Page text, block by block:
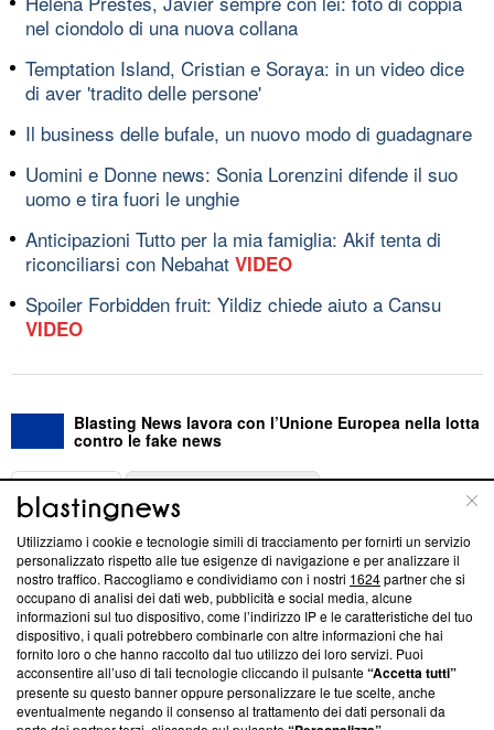
nel ciondolo di una nuova collana
Temptation Island, Cristian e Soraya: in un video dice
di aver 'tradito delle persone'
Il business delle bufale, un nuovo modo di guadagnare
Uomini e Donne news: Sonia Lorenzini difende il suo
uomo e tira fuori le unghie
Anticipazioni Tutto per la mia famiglia: Akif tenta di
riconciliarsi con Nebahat VIDEO
Spoiler Forbidden fruit: Yildiz chiede aiuto a Cansu
VIDEO
Blasting News lavora con l’Unione Europea nella lotta
contro le fake news
ABOUT
Questa sezione offre informazioni trasparenti su Blasting
News, sui nostri processi editoriali e su come ci impegniamo a
creare news di qualità. Inoltre, afferma la nostra aderenza a
‘Trust Project - News with Integrity’Blasting News non è
ancora membro del programma, ma ha richiesto di farne
parte; Trust Project non ha ancora effettuato una verifica di
conformità agli standard.
Utilizziamo i cookie e tecnologie simili di tracciamento per fornirti un servizio
personalizzato rispetto alle tue esigenze di navigazione e per analizzare il
nostro traffico. Raccogliamo e condividiamo con i nostri 1624partner che si
occupano di analisi dei dati web, pubblicità e social media, alcune
informazioni sul tuo dispositivo, come l’indirizzo IP e le caratteristiche del tuo
dispositivo, i quali potrebbero combinarle con altre informazioni che hai
fornito loro o che hanno raccolto dal tuo utilizzo dei loro servizi. Puoi
acconsentire all’uso di tali tecnologie cliccando il pulsante“Accetta tutti”
presente su questo banner oppure personalizzare le tue scelte, anche
eventualmente negando il consenso al trattamento dei dati personali da